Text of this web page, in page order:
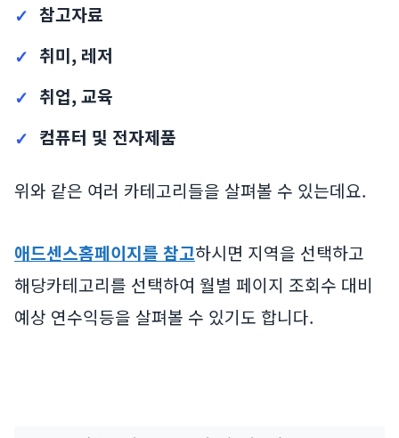
참고자료
취미, 레저
취업, 교육
컴퓨터 및 전자제품
위와 같은 여러 카테고리들을 살펴볼 수 있는데요.
애드센스홈페이지를 참고하시면 지역을 선택하고
해당카테고리를 선택하여 월별 페이지 조회수 대비
예상 연수익등을 살펴볼 수 있기도 합니다.